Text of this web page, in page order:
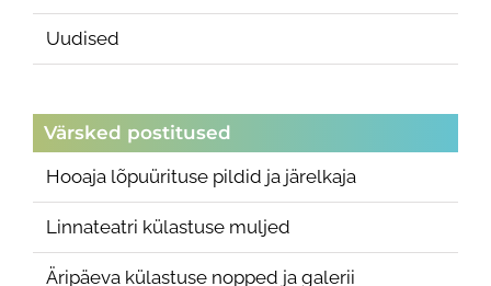
Uudised
Värsked postitused
Hooaja lõpuürituse pildid ja järelkaja
Linnateatri külastuse muljed
Äripäeva külastuse nopped ja galerii